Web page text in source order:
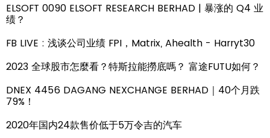
ELSOFT 0090 ELSOFT RESEARCH BERHAD | 暴涨的 Q4 业
绩？
FB LIVE : 浅谈公司业绩 FPI，Matrix, Ahealth - Harryt30
2023 全球股市怎麼看？特斯拉能撈底嗎？ 富途FUTU如何？
DNEX 4456 DAGANG NEXCHANGE BERHAD｜40个月跌
79%！
2020年国内24款售价低于5万令吉的汽车